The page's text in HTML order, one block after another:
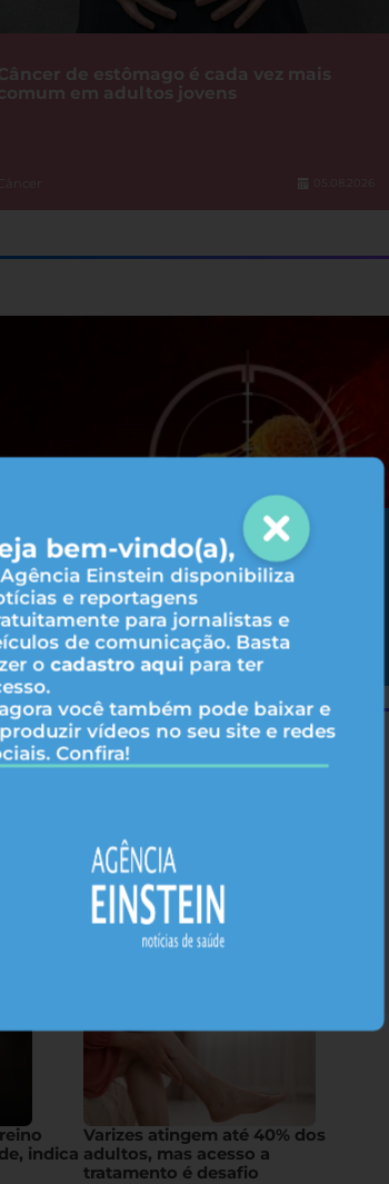
bem-vindo(a),
Einstein disponibiliza
e reportagens
para jornalistas e
de comunicação. Basta
ocadastro aqui para ter
você também pode baixar e
vídeos no seu site e redes
Confira!
de estômago é cada vez mais
em adultos jovens
Câncer 05.08.2026
as terapias-alvo agem no
tratamento do câncer?
nutricional de 19
alimentos nativos concentram substâncias
indica
Varizes atingem até 40% dos
adultos, mas acesso a
tratamento é desafio